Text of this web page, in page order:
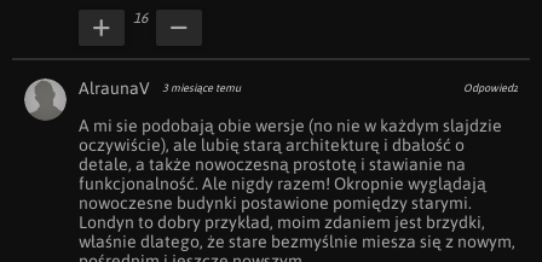
16
AlraunaV 3 miesiące temu Odpowiedz
A mi sie podobają obie wersje (no nie w każdym slajdzie
oczywiście), ale lubię starą architekturę i dbałość o
detale, a także nowoczesną prostotę i stawianie na
funkcjonalność. Ale nigdy razem! Okropnie wyglądają
nowoczesne budynki postawione pomiędzy starymi.
Londyn to dobry przykład, moim zdaniem jest brzydki,
właśnie dlatego, że stare bezmyślnie miesza się z nowym,